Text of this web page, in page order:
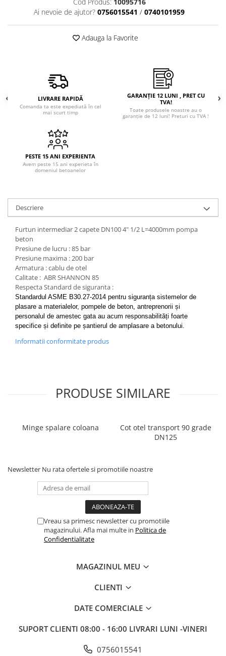
Ai nevoie de ajutor? 0756015541 / 0740101959
Adauga la Favorite
LIVRARE RAPIDĂ
Comanda ta este expediată în cel
mai scurt timp
GARANȚIE 12 LUNI , PRET CU
TVA!
Toate produsele noastre au o
garanție de 12 luni! Preturi cu TVA !
PESTE 15 ANI EXPERIENTA
Avem peste 15 ani experieta în
domeniul betoanelor
Descriere
Furtun intermediar 2 capete DN100 4" 1/2 L=4000mm pompa
beton
Presiune de lucru : 85 bar
Presiune maxima : 200 bar
Armatura : cablu de otel
Calitate : ABR SHANNON 85
Respecta Standard de siguranta :
Standardul ASME B30.27-2014 pentru siguranța sistemelor de
plasare a materialelor, pompele de beton, antreprenorii și
personalul de amestec gata au acum responsabilități foarte
specifice și definite pe șantierul de amplasare a betonului.
Informatii conformitate produs
PRODUSE SIMILARE
Minge spalare coloana
Cot otel transport 90 grade
DN125
Newsletter Nu rata ofertele si promotiile noastre
Vreau sa primesc newsletter cu promotiile
magazinului. Afla mai multe in Politica de
Confidentialitate
MAGAZINUL MEU
CLIENTI
DATE COMERCIALE
SUPORT CLIENTI 08:00 - 16:00 LIVRARI LUNI -VINERI
0756015541